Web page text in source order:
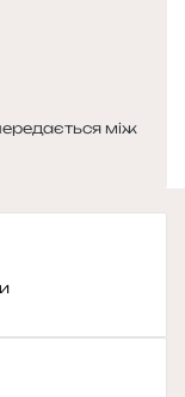
між